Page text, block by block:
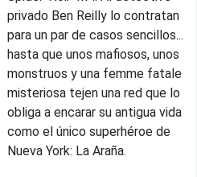
privado Ben Reilly lo contratan
para un par de casos sencillos...
hasta que unos mafiosos, unos
monstruos y una femme fatale
misteriosa tejen una red que lo
obliga a encarar su antigua vida
como el único superhéroe de
Nueva York: La Araña.